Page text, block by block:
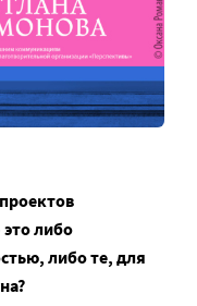
либо
либо те, для